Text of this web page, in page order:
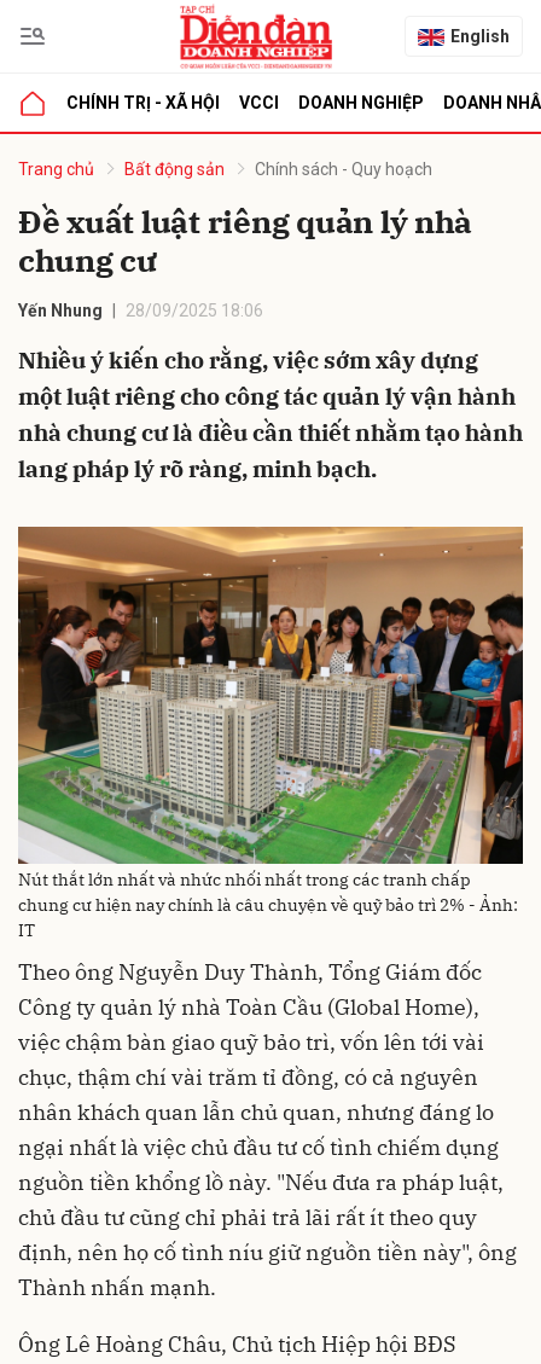
English
CHÍNH TRỊ - XÃ HỘI VCCI DOANH NGHIỆP DOANH
Trang chủ Bất động sản Chính sách - Quy hoạch
Đề xuất luật riêng quản lý nhà
chung cư
Yến Nhung 28/09/2025 18:06
Nhiều ý kiến cho rằng, việc sớm xây dựng
một luật riêng cho công tác quản lý vận hành
nhà chung cư là điều cần thiết nhằm tạo hành
lang pháp lý rõ ràng, minh bạch.
Nút thắt lớn nhất và nhức nhối nhất trong các tranh chấp
chung cư hiện nay chính là câu chuyện về quỹ bảo trì 2% - Ảnh:
IT
Theo ông Nguyễn Duy Thành, Tổng Giám đốc
Công ty quản lý nhà Toàn Cầu (Global Home),
việc chậm bàn giao quỹ bảo trì, vốn lên tới vài
chục, thậm chí vài trăm tỉ đồng, có cả nguyên
nhân khách quan lẫn chủ quan, nhưng đáng lo
ngại nhất là việc chủ đầu tư cố tình chiếm dụng
nguồn tiền khổng lồ này. "Nếu đưa ra pháp luật,
chủ đầu tư cũng chỉ phải trả lãi rất ít theo quy
định, nên họ cố tình níu giữ nguồn tiền này", ông
Thành nhấn mạnh.
Ông Lê Hoàng Châu, Chủ tịch Hiệp hội BĐS
luận
Hủy